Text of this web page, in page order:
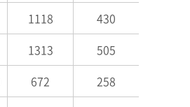
1118
430
1313
505
672 258